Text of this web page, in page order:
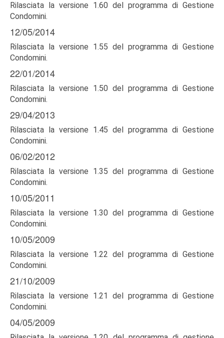
Rilasciata la versione 1.60 del programma di Gestione
Condomini.
12/05/2014
Rilasciata la versione 1.55 del programma di Gestione
Condomini.
22/01/2014
Rilasciata la versione 1.50 del programma di Gestione
Condomini.
29/04/2013
Rilasciata la versione 1.45 del programma di Gestione
Condomini.
06/02/2012
Rilasciata la versione 1.35 del programma di Gestione
Condomini.
10/05/2011
Rilasciata la versione 1.30 del programma di Gestione
Condomini.
10/05/2009
Rilasciata la versione 1.22 del programma di Gestione
Condomini.
21/10/2009
Rilasciata la versione 1.21 del programma di Gestione
Condomini.
04/05/2009